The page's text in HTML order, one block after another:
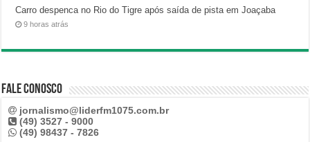
Carro despenca no Rio do Tigre após saída de pista em Joaçaba
9 horas atrás
Fale Conosco
jornalismo@liderfm1075.com.br
(49) 3527 - 9000
(49) 98437 - 7826